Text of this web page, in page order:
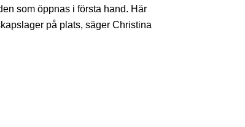
som öppnas i första hand. Här
på plats, säger Christina